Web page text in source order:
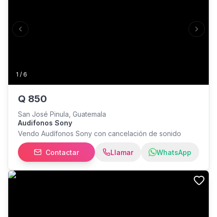
1 / 6
Previous slide Next
Q 850
San José Pinula, Guatemala
Audifonos Sony
Vendo Audífonos Sony con cancelación de sonido
Contactar Llamar WhatsApp